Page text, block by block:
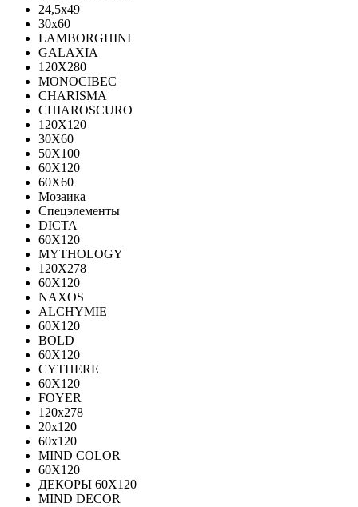
24,5x49
30x60
LAMBORGHINI
GALAXIA
120Х280
MONOCIBEC
CHARISMA
CHIAROSCURO
120X120
30X60
50X100
60X120
60X60
Мозаика
Спецэлементы
DICTA
60X120
MYTHOLOGY
120X278
60X120
NAXOS
ALCHYMIE
60Х120
BOLD
60X120
CYTHERE
60X120
FOYER
120х278
20х120
60х120
MIND COLOR
60Х120
ДЕКОРЫ 60Х120
MIND DECOR